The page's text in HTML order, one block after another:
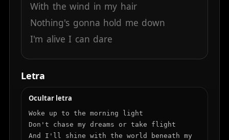
With the wind in my hair
Nothing's gonna hold me down
I'm alive I can dare
Letra
Ocultar letra
Woke up to the morning light
Don't chase my dreams or take flight
And I'll shine with the world beneath my